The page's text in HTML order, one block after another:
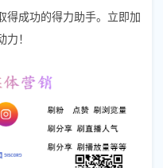
得成功的得力助手。立即加
！